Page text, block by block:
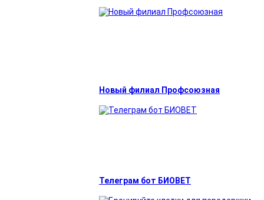
Новый филиал Профсоюзная
Телеграм бот БИОВЕТ